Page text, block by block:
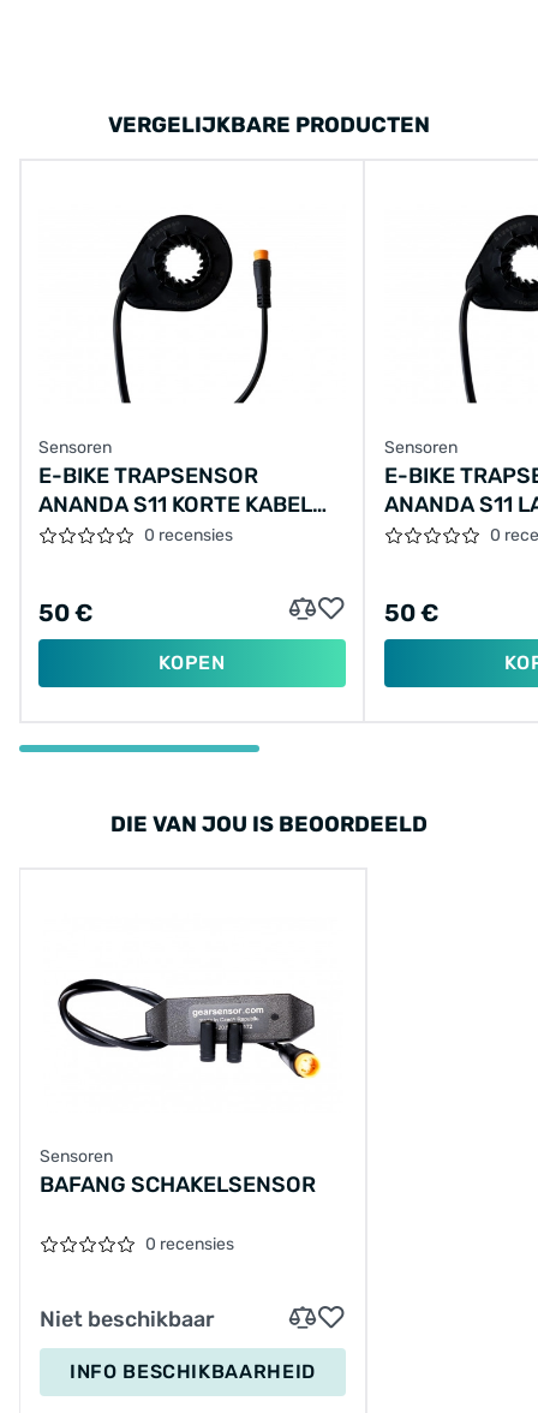
VERGELIJKBARE PRODUCTEN
Sensoren
E-BIKE TRAPSENSOR
ANANDA S11 KORTE KABEL
28CM ZONDER LED
0 recensies
50 €
KOPEN
Sensoren
E-BIKE
ANANDA S11
850MM M129
0
50 €
DIE VAN JOU IS BEOORDEELD
Sensoren
BAFANG SCHAKELSENSOR
0 recensies
Niet beschikbaar
INFO BESCHIKBAARHEID